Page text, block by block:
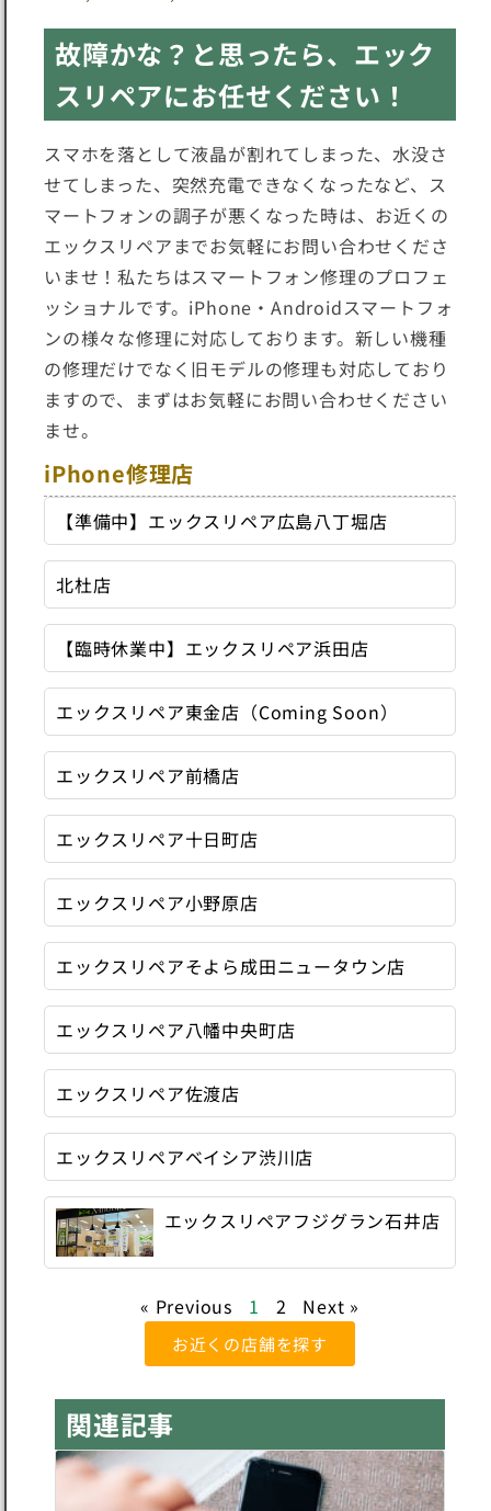
故障かな？と思ったら、エック
スリペアにお任せください！
スマホを落として液晶が割れてしまった、水没さ
せてしまった、突然充電できなくなったなど、ス
マートフォンの調子が悪くなった時は、お近くの
エックスリペアまでお気軽にお問い合わせくださ
いませ！私たちはスマートフォン修理のプロフェ
ッショナルです。iPhone・Androidスマートフォ
ンの様々な修理に対応しております。新しい機種
の修理だけでなく旧モデルの修理も対応しており
ますので、まずはお気軽にお問い合わせください
ませ。
iPhone修理店
【準備中】エックスリペア広島八丁堀店
北杜店
【臨時休業中】エックスリペア浜田店
エックスリペア東金店（Coming Soon）
エックスリペア前橋店
エックスリペア十日町店
エックスリペア小野原店
エックスリペアそよら成田ニュータウン店
エックスリペア八幡中央町店
エックスリペア佐渡店
エックスリペアベイシア渋川店
エックスリペアフジグラン石井店
« Previous 1 2 Next »
お近くの店舗を探す
関連記事